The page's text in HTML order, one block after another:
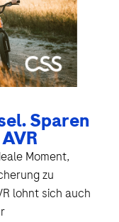
Sparen
Moment,
zu
lohnt sich auch